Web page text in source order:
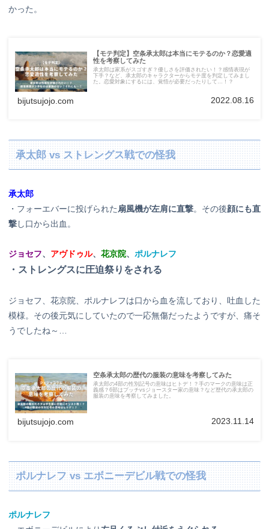
かった。
【モテ判定】空条承太郎は本当にモテるのか？恋愛適
性を考察してみた
承太郎は家系がスゴすぎ？優しさを評価されたい！？感情表現が
下手？など、承太郎のキャラクターからモテ度を判定してみまし
た。恋愛対象にするには、覚悟が必要だったりして…！？
bijutsujojo.com 2022.08.16
承太郎 vs ストレングス戦での怪我
承太郎
・フォーエバーに投げられた扇風機が左肩に直撃。その後顔にも直
撃し口から出血。
ジョセフ、 アヴドゥル、 花京院、 ポルナレフ
・ストレングスに圧迫祭りをされる
ジョセフ、花京院、ポルナレフは口から血を流しており、吐血した
模様。その後元気にしていたので一応無傷だったようですが、痛そ
うでしたね～…
空条承太郎の歴代の服装の意味を考察してみた
承太郎の4部の性別記号の意味はヒトデ！？手のマークの意味は正
義感？6部はプッチvsジョースター家の意味？など歴代の承太郎の
服装の意味を考察してみました。
bijutsujojo.com 2023.11.14
ポルナレフ vs エボニーデビル戦での怪我
ポルナレフ